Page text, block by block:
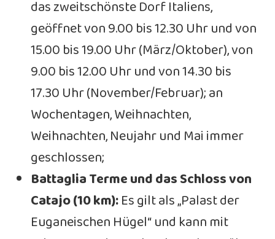
das zweitschönste Dorf Italiens,
geöffnet von 9.00 bis 12.30 Uhr und von
15.00 bis 19.00 Uhr (März/Oktober), von
9.00 bis 12.00 Uhr und von 14.30 bis
17.30 Uhr (November/Februar); an
Wochentagen, Weihnachten,
Weihnachten, Neujahr und Mai immer
geschlossen;
Battaglia Terme und das Schloss von
Catajo (10 km):Es gilt als „Palast der
Euganeischen Hügel“ und kann mit